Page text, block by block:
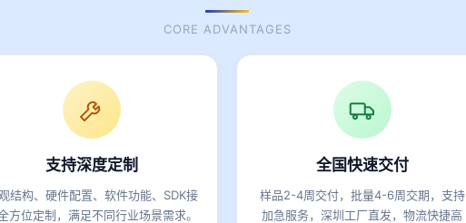
CORE ADVANTAGES
支持深度定制
结构、硬件配置、软件功能、SDK接
方位定制，满足不同行业场景需求。
全国快速交付
样品2-4周交付，批量4-6周交期，支持
加急服务，深圳工厂直发，物流快捷高